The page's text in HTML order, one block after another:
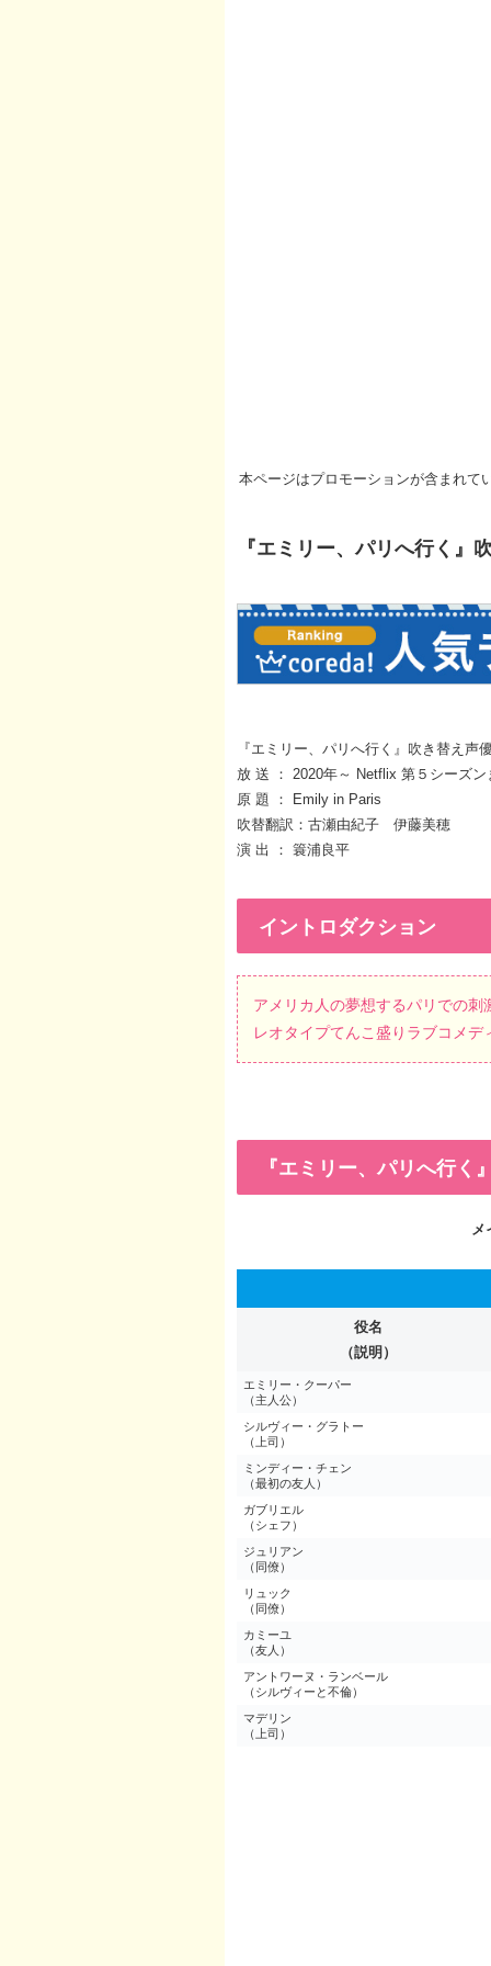
本ページはプロモーションが含まれて
『エミリー、パリへ行く』
『エミリー、パリへ行く』吹き替え声
放 送 ： 2020年～ Netflix 第５シーズン
原 題 ： Emily in Paris
吹替翻訳：古瀬由紀子 伊藤美穂
演 出 ： 簑浦良平
イントロダクション
アメリカ人の夢想するパリでの
レオタイプてんこ盛りラブコメ
『エミリー、パリへ行く
メ
役名
（説明）
エミリー・クーパー
（主人公）
シルヴィー・グラトー
（上司）
ミンディー・チェン
（最初の友人）
ガブリエル
（シェフ）
ジュリアン
（同僚）
リュック
（同僚）
カミーユ
（友人）
アントワーヌ・ランベール
（シルヴィーと不倫）
マデリン
（上司）